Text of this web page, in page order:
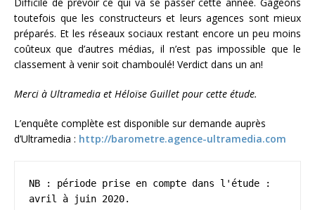
toutefois que les constructeurs et leurs agences sont mieux
préparés. Et les réseaux sociaux restant encore un peu moins
coûteux que d’autres médias, il n’est pas impossible que le
classement à venir soit chamboulé! Verdict dans un an!
Merci à Ultramedia et Héloïse Guillet pour cette étude.
L’enquête complète est disponible sur demande auprès
d’Ultramedia : http://barometre.agence-ultramedia.com
NB : période prise en compte dans l'étude :
avril à juin 2020.